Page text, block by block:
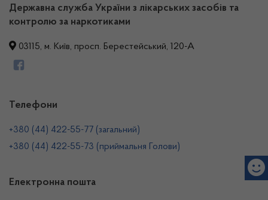
Державна служба України з лікарських засобів та
контролю за наркотиками
03115, м. Київ, просп. Берестейський, 120-А
Телефони
+380 (44) 422-55-77 (загальний)
+380 (44) 422-55-73 (приймальня Голови)
Електронна пошта